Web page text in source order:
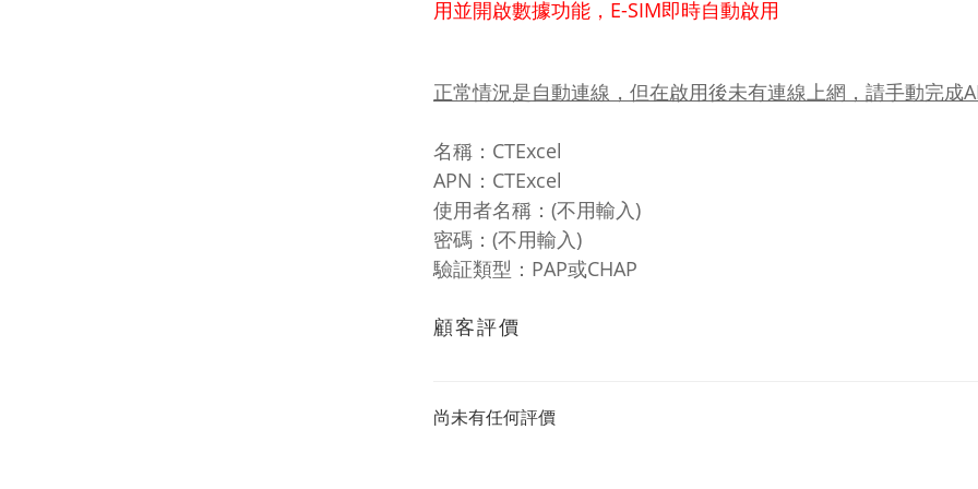
用並開啟數據功能， E-SIM即時自動啟用
正常情況是自動連線，但在啟用後未有連線上網，請手動完成
名稱：CTExcel
APN：CTExcel
使用者名稱：(不用輸入)
密碼： (不用輸入)
驗証類型：PAP或CHAP
顧客評價
尚未有任何評價